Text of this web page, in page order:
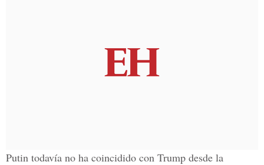
Putin todavía no ha coincidido con Trump desde la